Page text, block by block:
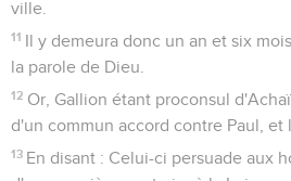
ville.
11 Il y demeura donc un an et six
la parole de Dieu.
12 Or, Gallion étant proconsul
d'un commun accord contre Paul, et
13 En disant : Celui-ci persuade aux